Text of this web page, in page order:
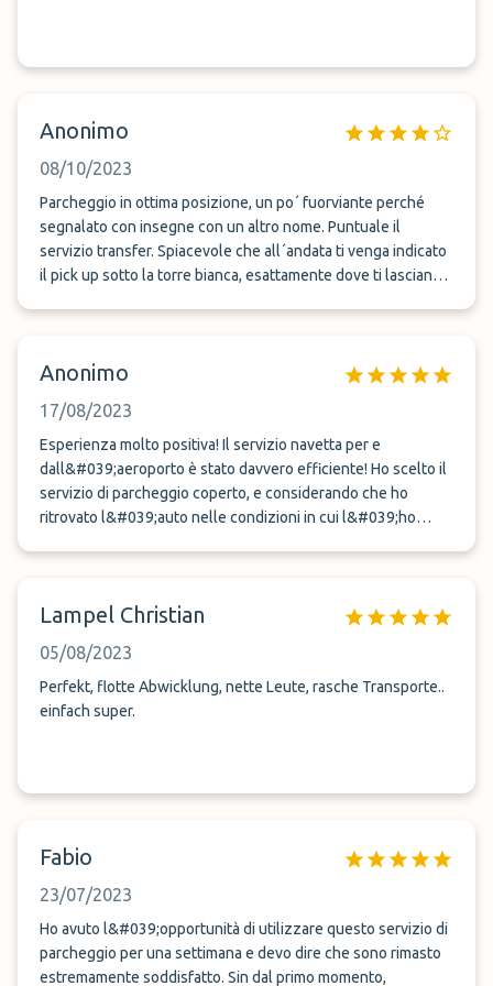
Anonimo
08/10/2023
Parcheggio in ottima posizione, un po´ fuorviante perché
segnalato con insegne con un altro nome. Puntuale il
servizio transfer. Spiacevole che all´andata ti venga indicato
il pick up sotto la torre bianca, esattamente dove ti lasciano
non benissimo.
Anonimo
17/08/2023
Esperienza molto positiva! Il servizio navetta per e
dall&#039;aeroporto è stato davvero efficiente! Ho scelto il
servizio di parcheggio coperto, e considerando che ho
ritrovato l&#039;auto nelle condizioni in cui l&#039;ho
pronta a ripartire! Servizio nel complesso ottimo!
Lampel Christian
05/08/2023
Perfekt, flotte Abwicklung, nette Leute, rasche Transporte..
einfach super.
Fabio
23/07/2023
Ho avuto l&#039;opportunità di utilizzare questo servizio di
parcheggio per una settimana e devo dire che sono rimasto
estremamente soddisfatto. Sin dal primo momento,